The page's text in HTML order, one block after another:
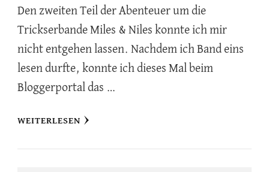
Den zweiten Teil der Abenteuer um die
Trickserbande Miles & Niles konnte ich mir
nicht entgehen lassen. Nachdem ich Band eins
lesen durfte, konnte ich dieses Mal beim
Bloggerportal das …
WEITERLESEN